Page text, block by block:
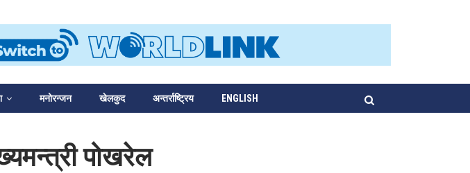
मनोरन्जन खेलकुद अन्तर्राष्ट्रिय ENGLISH
पोखरेल